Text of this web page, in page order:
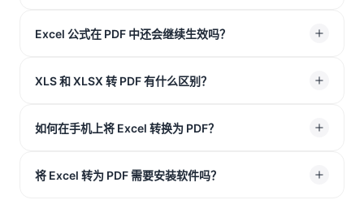
局。
可以。下载的文件不会带有水印，你可以放心将 XLSX 转
Excel 公式在 PDF 中还会继续生效吗？
不会，因为 PDF 是非交互式文件。但当你将 XLS 转换为
XLS 和 XLSX 转 PDF 有什么区别？
没有区别。Excel 转 PDF 会为两种格式生成同样清晰的结
如何在手机上将 Excel 转换为 PDF？
打开手机浏览器（如 Safari 或 Chrome），上传电子表
将 Excel 转为 PDF 需要安装软件吗？